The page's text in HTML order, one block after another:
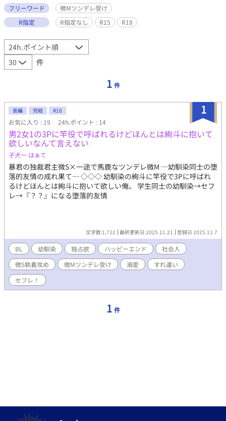
フリーワード
微Mツンデレ受け
R指定
R指定なし R15 R18
件
1 件
1
長編 完結 R18
お気に入り : 19 24h.ポイント : 14
男2女1の3Pに竿役で呼ばれるけどほんとは絢斗に抱いて
欲しいなんて言えない
子犬一 はぁて
暴君の独裁君主微S×一途で馬鹿なツンデレ微M ─幼馴染同士の堕
落的友情の成れ果て─ ◇◇◇ 幼馴染の絢斗に竿役で3Pに呼ばれ
るけどほんとは絢斗に抱いて欲しい俺。 学生同士の幼馴染→セフ
レ→『？？』になる堕落的友情
文字数 1,722 最終更新日 2025.11.21 登録日 2025.11.7
BL 幼馴染 独占欲 ハッピーエンド
社会人
微S執着攻め
微Mツンデレ受け 溺愛
すれ違い
セフレ！
1 件